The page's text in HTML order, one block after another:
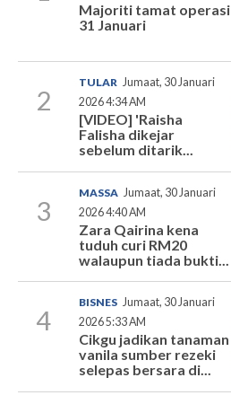
Majoriti tamat operasi
31 Januari
2
TULAR Jumaat, 30 Januari
2026 4:34 AM
[VIDEO] 'Raisha
Falisha dikejar
sebelum ditarik...
3
MASSA Jumaat, 30 Januari
2026 4:40 AM
Zara Qairina kena
tuduh curi RM20
walaupun tiada bukti...
4
BISNES Jumaat, 30 Januari
2026 5:33 AM
Cikgu jadikan tanaman
vanila sumber rezeki
selepas bersara di...